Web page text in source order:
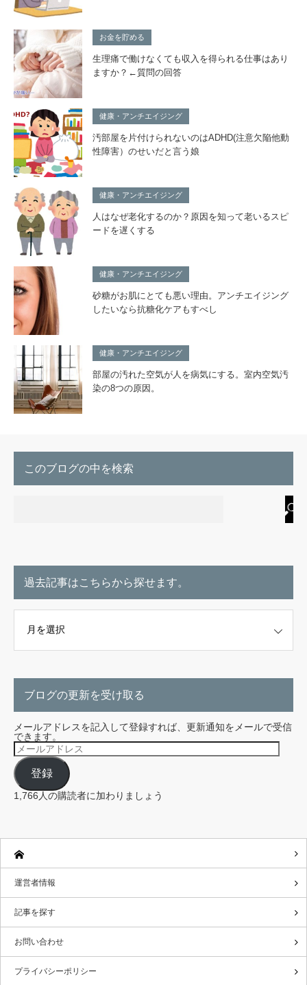
お金を貯める
生理痛で働けなくても収入を得られる仕事はあり
ますか？←質問の回答
健康・アンチエイジング
汚部屋を片付けられないのはADHD(注意欠陥他動
性障害）のせいだと言う娘
健康・アンチエイジング
人はなぜ老化するのか？原因を知って老いるスピ
ードを遅くする
健康・アンチエイジング
砂糖がお肌にとても悪い理由。アンチエイジング
したいなら抗糖化ケアもすべし
健康・アンチエイジング
部屋の汚れた空気が人を病気にする。室内空気汚
染の8つの原因。
このブログの中を検索
過去記事はこちらから探せます。
ブログの更新を受け取る
メールアドレスを記入して登録すれば、更新通知をメールで受信
できます。
メ
ー
ル
ア
ド
レ
ス
登録
1,766人の購読者に加わりましょう
運営者情報
記事を探す
お問い合わせ
プライバシーポリシー